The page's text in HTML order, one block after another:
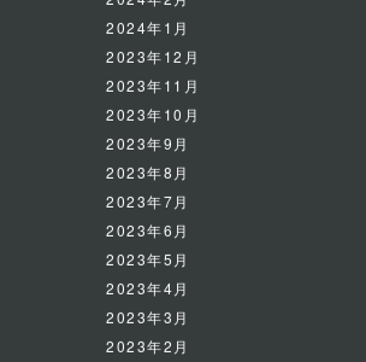
2024年1月
2023年12月
2023年11月
2023年10月
2023年9月
2023年8月
2023年7月
2023年6月
2023年5月
2023年4月
2023年3月
2023年2月